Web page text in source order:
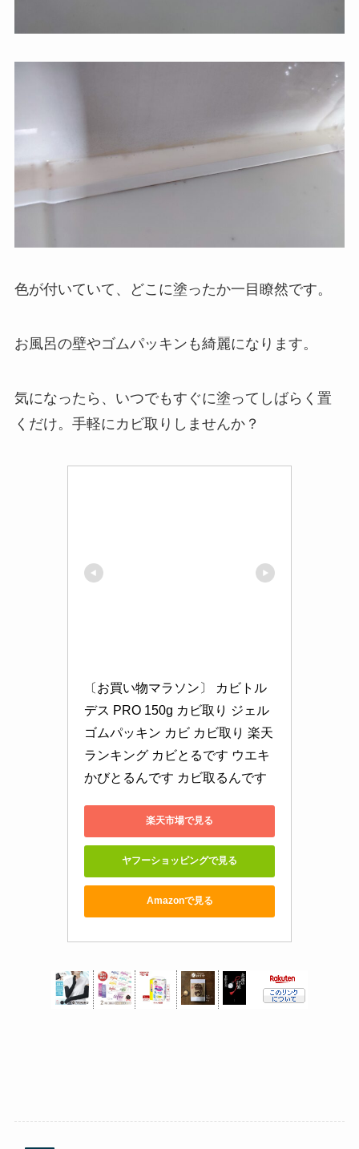
色が付いていて、どこに塗ったか一目瞭然です。
お風呂の壁やゴムパッキンも綺麗になります。
気になったら、いつでもすぐに塗ってしばらく置
くだけ。手軽にカビ取りしませんか？
〔お買い物マラソン〕 カビトル
デス PRO 150g カビ取り ジェル
ゴムパッキン カビ カビ取り 楽天
ランキング カビとるです ウエキ
かびとるんです カビ取るんです
楽天市場で見る
ヤフーショッピングで見る
Amazonで見る